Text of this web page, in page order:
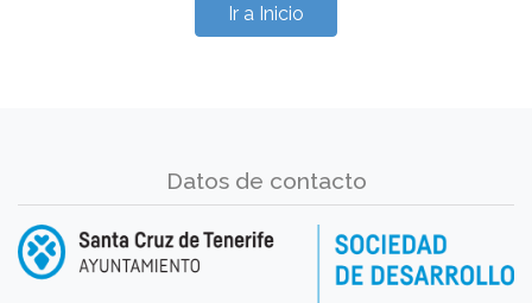
Ir a Inicio
Datos de contacto